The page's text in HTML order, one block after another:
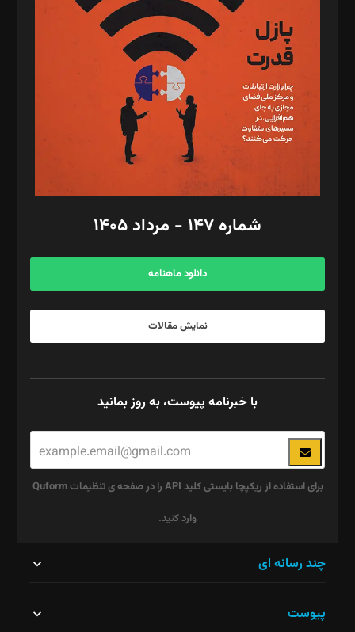
تحریریه‌: مجتبی محمود‌ی، آرش برهمند، یسنا امان‌پور، سروش کرمیان،
مصطفی مسجدی آرانی، ابوالفضل رجبی، زهرا فکرانه، فائزه فتحی
رستمی،مصطفی باستان
ویرایش: نگار استاد‌‌آقا
طراح یونیفرم: مجید توکلی
فیلمبرداری و عکاسی: امیر شفیعی، مانی لطفی زاده
گرافیک و صفحه‌آرایی: سید‌سبحان‌علی ثابت
مد‌یر توسعه تجاری: کامبیز برید‌
امور مالی: شاپور رهبری، محمد‌ کاظمی‌نیا
آگهی و مشترکین: ۰۹۱۹۹۹۹۰۴۵۴
شماره ۱۴۷ - مرداد ۱۴۰۵
دانلود ماهنامه
نمایش مقالات
با خبرنامه پیوست، به روز بمانید
برای استفاده از ریکپچا بایستی کلید API را در صفحه ی تنظیمات Quform
وارد کنید.
نباید
چند رسانه ای
پیوست